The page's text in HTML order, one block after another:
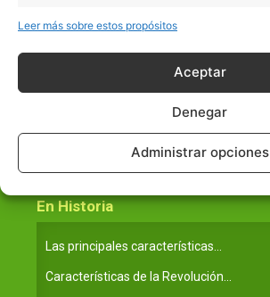
Leer más sobre estos propósitos
Aceptar
Denegar
Administrar opciones
Ángulos agudo, obtuso, recto y...
Principales obras de Aristóteles
En Historia
Las principales características...
Características de la Revolución...